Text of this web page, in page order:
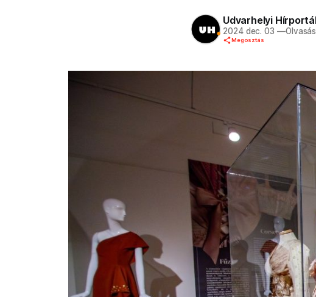
Udvarhelyi
2024 dec. 03 —
Megosztás